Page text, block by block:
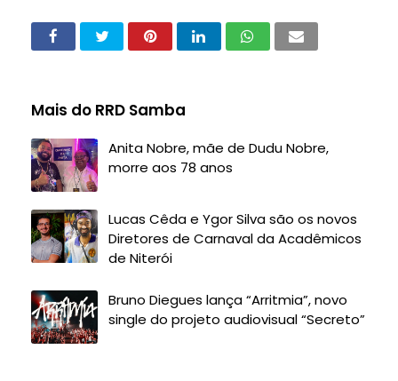
Mais do RRD Samba
Anita Nobre, mãe de Dudu Nobre,
morre aos 78 anos
Lucas Cêda e Ygor Silva são os novos
Diretores de Carnaval da Acadêmicos
de Niterói
Bruno Diegues lança “Arritmia”, novo
single do projeto audiovisual “Secreto”